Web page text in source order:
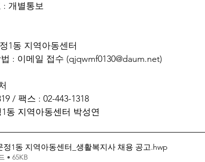
: 개별통보
1동 지역아동센터
: 이메일 접수 (qjqwmf0130@daum.net)
/ 팩스 : 02-443-1318
동 지역아동센터 박성연
정1동 지역아동센터_생활복지사 채용 공고.hwp
• 65KB